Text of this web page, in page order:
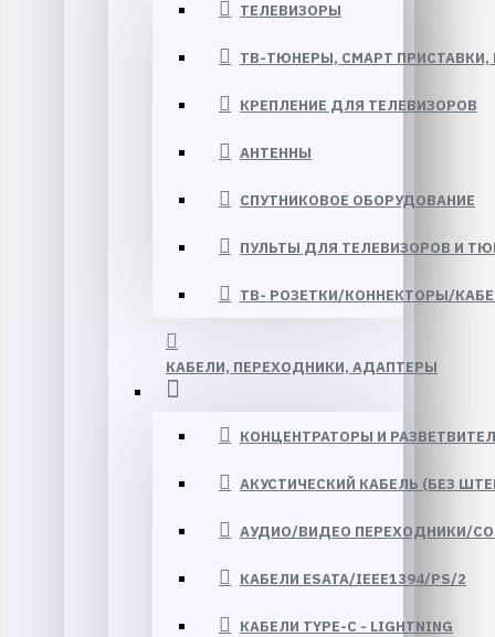
ТЕЛЕВИЗОРЫ
ТВ-ТЮНЕРЫ, СМАРТ
КРЕПЛЕНИЕ ДЛЯ ТЕЛЕВИЗОРОВ
АНТЕННЫ
СПУТНИКОВОЕ ОБОРУДОВАНИЕ
ПУЛЬТЫ ДЛЯ ТЕЛЕВИЗОРОВ И
ТВ- РОЗЕТКИ/КОННЕКТОРЫ/
КАБЕЛИ, ПЕРЕХОДНИКИ, АДАПТЕРЫ
КОНЦЕНТРАТОРЫ И
АКУСТИЧЕСКИЙ КАБЕЛЬ (БЕЗ
АУДИО/ВИДЕО ПЕРЕХОДНИКИ/
КАБЕЛИ ESATA/IEEE1394/PS/2
КАБЕЛИ TYPE-C - LIGHTNING